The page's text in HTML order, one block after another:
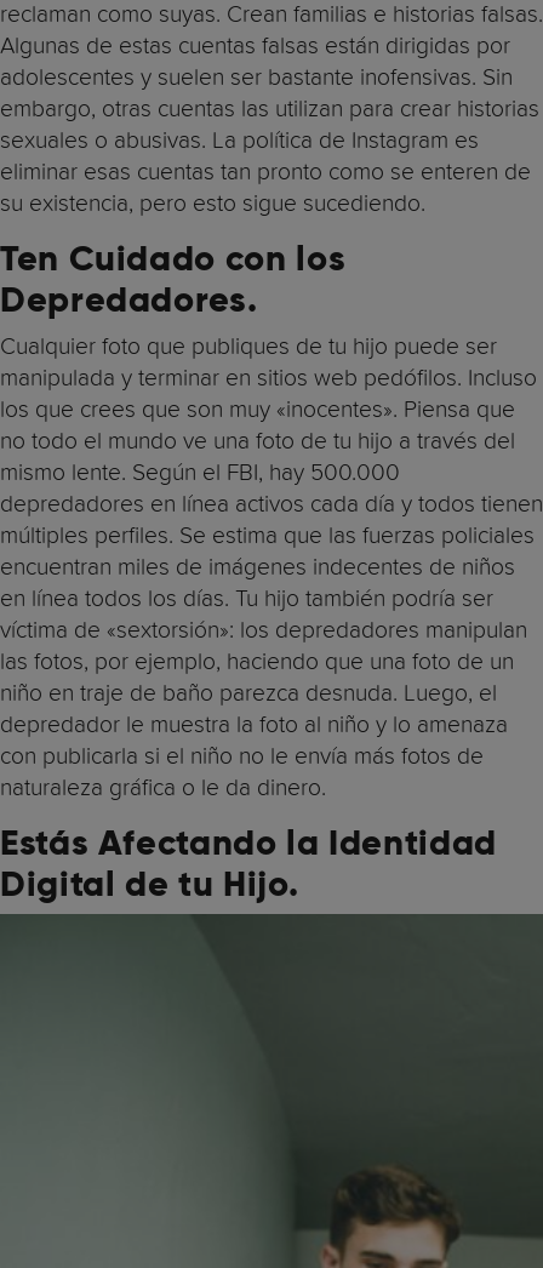
reclaman como suyas. Crean familias e historias falsas.
Algunas de estas cuentas falsas están dirigidas por
adolescentes y suelen ser bastante inofensivas. Sin
embargo, otras cuentas las utilizan para crear historias
sexuales o abusivas. La política de Instagram es
eliminar esas cuentas tan pronto como se enteren de
su existencia, pero esto sigue sucediendo.
Ten Cuidado con los
Depredadores.
Cualquier foto que publiques de tu hijo puede ser
manipulada y terminar en sitios web pedófilos. Incluso
los que crees que son muy «inocentes». Piensa que
no todo el mundo ve una foto de tu hijo a través del
mismo lente. Según el FBI, hay 500.000
depredadores en línea activos cada día y todos tienen
múltiples perfiles. Se estima que las fuerzas policiales
encuentran miles de imágenes indecentes de niños
en línea todos los días. Tu hijo también podría ser
víctima de «sextorsión»: los depredadores manipulan
las fotos, por ejemplo, haciendo que una foto de un
niño en traje de baño parezca desnuda. Luego, el
depredador le muestra la foto al niño y lo amenaza
con publicarla si el niño no le envía más fotos de
naturaleza gráfica o le da dinero.
Estás Afectando la Identidad
Digital de tu Hijo.